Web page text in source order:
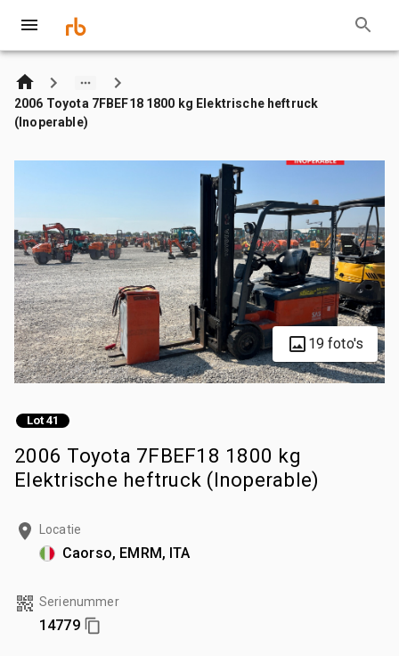
2006 Toyota 7FBEF18 1800 kg Elektrische heftruck
(Inoperable)
19 foto's
Lot 41
2006 Toyota 7FBEF18 1800 kg
Elektrische heftruck (Inoperable)
Locatie
Caorso, EMRM, ITA
Serienummer
14779